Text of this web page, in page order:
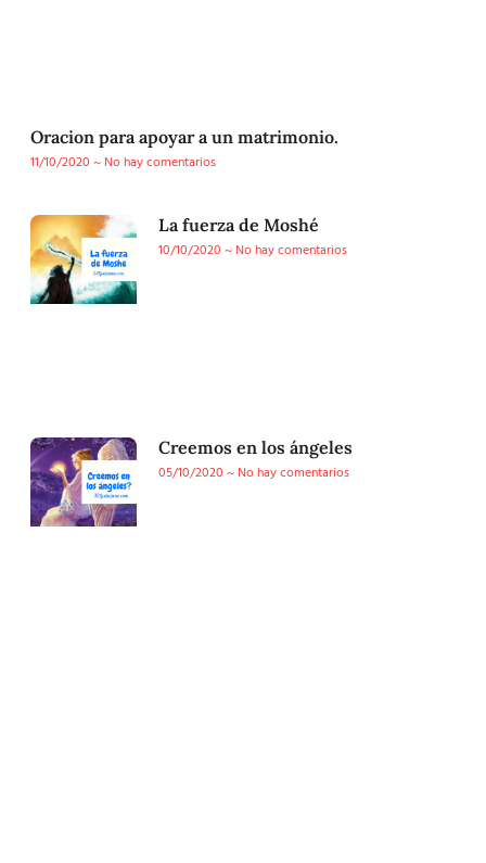
Oracion para apoyar a un matrimonio.
11/10/2020
No hay comentarios
La fuerza de Moshé
10/10/2020
No hay comentarios
Creemos en los ángeles
05/10/2020
No hay comentarios